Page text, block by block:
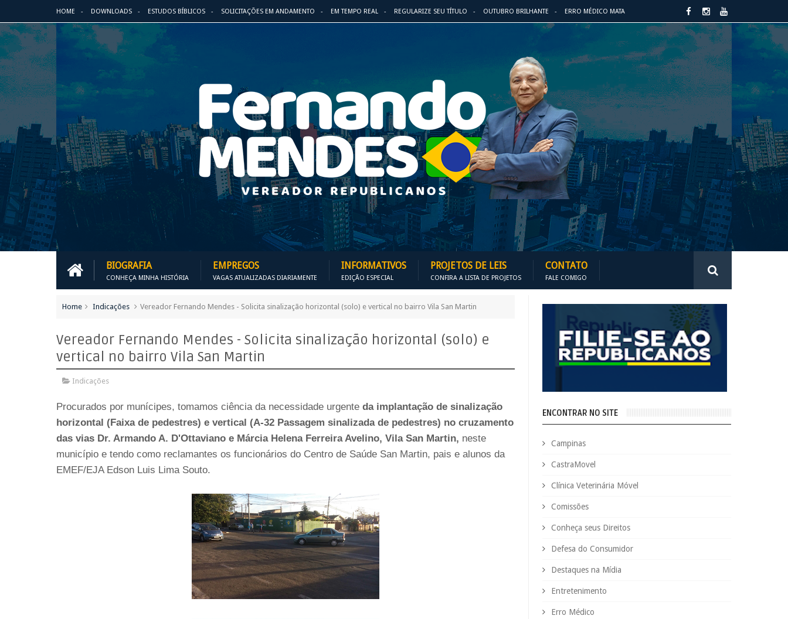
HOME DOWNLOADS ESTUDOS BÍBLICOS SOLICITAÇÕES EM ANDAMENTO EM TEMPO REAL REGULARIZE SEU TÍTULO OUTUBRO BRILHANTE ERRO MÉDICO MATA
BIOGRAFIA
CONHEÇA MINHA HISTÓRIA
EMPREGOS
VAGAS ATUALIZADAS DIARIAMENTE
INFORMATIVOS
EDIÇÃO ESPECIAL
PROJETOS DE LEIS
CONFIRA A LISTA DE PROJETOS
CONTATO
FALE COMIGO
Home Indicações Vereador Fernando Mendes - Solicita sinalização horizontal (solo) e vertical no bairro Vila San Martin
Vereador Fernando Mendes - Solicita sinalização horizontal (solo) e
vertical no bairro Vila San Martin
Indicações
Procurados por munícipes, tomamos ciência da necessidade urgente da implantação de sinalização
horizontal (Faixa de pedestres) e vertical (A-32 Passagem sinalizada de pedestres) no cruzamento
das vias Dr. Armando A. D'Ottaviano e Márcia Helena Ferreira Avelino, Vila San Martin, neste
município e tendo como reclamantes os funcionários do Centro de Saúde San Martin, pais e alunos da
EMEF/EJA Edson Luis Lima Souto.
ENCONTRAR NO SITE
Campinas
CastraMovel
Clínica Veterinária Móvel
Comissões
Conheça seus Direitos
Defesa do Consumidor
Destaques na Mídia
Entretenimento
Erro Médico